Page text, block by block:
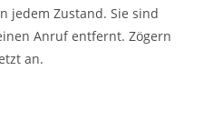
jedem Zustand. Sie sind
Anruf entfernt. Zögern
an.